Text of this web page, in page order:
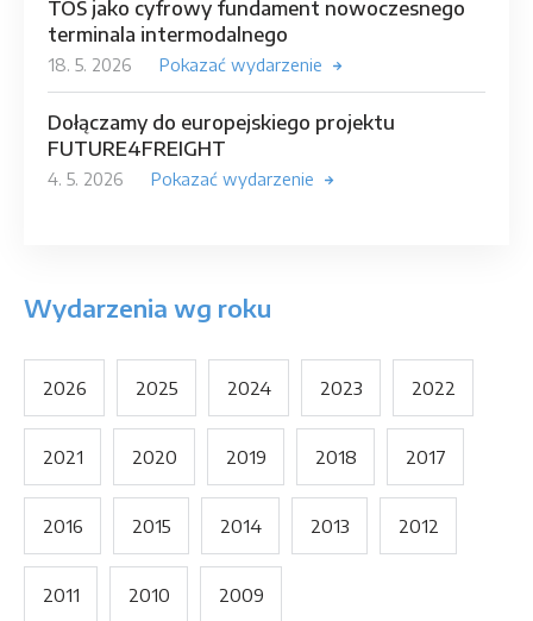
TOS jako cyfrowy fundament nowoczesnego
terminala intermodalnego
18. 5. 2026 Pokazać wydarzenie
Dołączamy do europejskiego projektu
FUTURE4FREIGHT
4. 5. 2026 Pokazać wydarzenie
Wydarzenia wg roku
2026 2025 2024 2023 2022
2021 2020 2019 2018 2017
2016 2015 2014 2013 2012
2011 2010 2009